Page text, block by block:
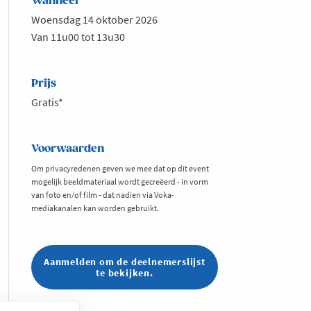
Woensdag 14 oktober 2026
Van 11u00 tot 13u30
Prijs
Gratis*
Voorwaarden
Om privacyredenen geven we mee dat op dit event
mogelijk beeldmateriaal wordt gecreëerd - in vorm
van foto en/of film - dat nadien via Voka-
mediakanalen kan worden gebruikt.
Aanmelden om de deelnemerslijst
te bekijken.